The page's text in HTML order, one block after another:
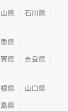
県
石川県
県
県
奈良県
県
山口県
県